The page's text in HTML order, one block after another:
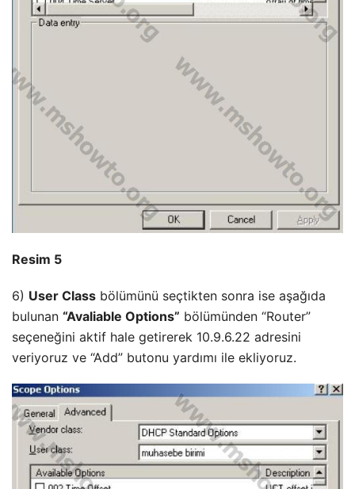
Resim 5
6) User Class bölümünü seçtikten sonra ise aşağıda
bulunan “Avaliable Options” bölümünden “Router”
seçeneğini aktif hale getirerek 10.9.6.22 adresini
veriyoruz ve “Add” butonu yardımı ile ekliyoruz.